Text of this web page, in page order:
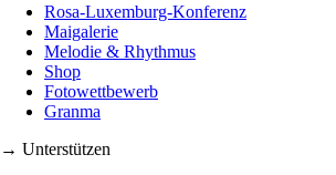
Rosa-Luxemburg-Konferenz
Maigalerie
Melodie & Rhythmus
Shop
Fotowettbewerb
Granma
→ Unterstützen